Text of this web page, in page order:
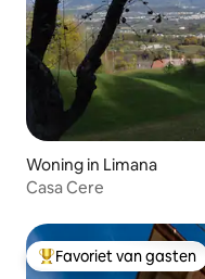
Woning in Limana
Casa Cere
Topfavoriet van gasten
Favoriet van gasten